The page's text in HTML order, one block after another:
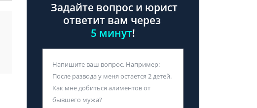
Задайте вопрос и юрист
ответит вам через
5 минут!